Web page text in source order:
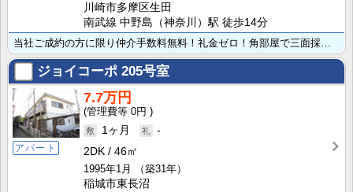
川崎市多摩区生田
南武線 中野島（神奈川）駅 徒歩14分
ジョイコーポ 205号室
アパート
7.7万円
0円
1ヶ月
-
2DK
46㎡
1995年1月
（築31年）
稲城市東長沼